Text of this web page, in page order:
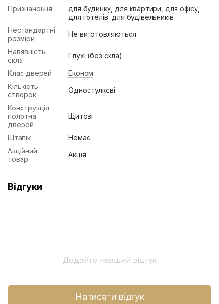
Призначення
для будинку, для квартири, для офісу,
для готелів, для будівельників
Нестандартні
розміри
Не виготовляються
Навявність
скла
Глухі (без скла)
Клас дверей
Економ
Кількість
створок
Одностулкові
Конструкція
полотна
дверей
Щитові
Штапік
Немає
Акційний
товар
Акція
Відгуки
Додайте перший відгук
Написати відгук